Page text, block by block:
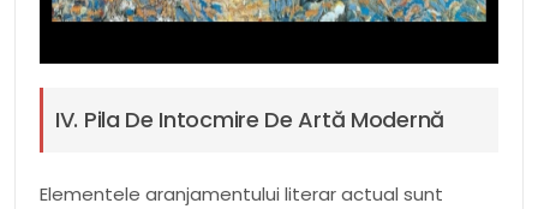
IV. Pila De Intocmire De Artă Modernă
Elementele aranjamentului literar actual sunt